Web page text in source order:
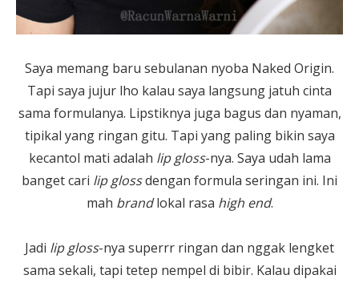
Saya memang baru sebulanan nyoba Naked Origin.
Tapi saya jujur lho kalau saya langsung jatuh cinta
sama formulanya. Lipstiknya juga bagus dan nyaman,
tipikal yang ringan gitu. Tapi yang paling bikin saya
kecantol mati adalah lip gloss-nya. Saya udah lama
banget cari lip glossdengan formula seringan ini. Ini
mah brandlokal rasa high end.
Jadi lip gloss-nya superrr ringan dan nggak lengket
sama sekali, tapi tetep nempel di bibir. Kalau dipakai